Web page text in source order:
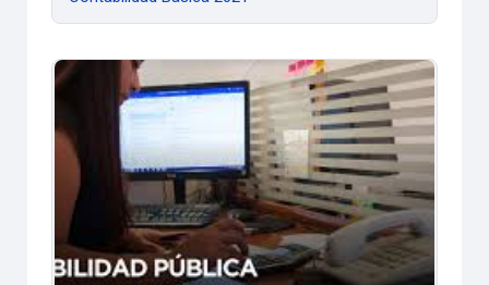
Contabilidad Pública 2021